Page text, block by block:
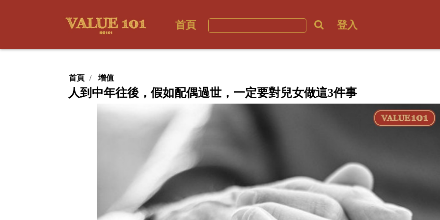
首頁 登入
首頁 增值
人到中年往後，假如配偶過世，一定要對兒女做這3件事